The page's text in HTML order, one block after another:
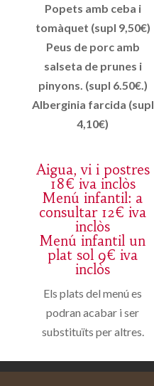
Popets amb ceba i
tomàquet (supl 9,50€)
Peus de porc amb
salseta de prunes i
pinyons. (supl 6.50€.)
Alberginia farcida (supl
4,10€)
Aigua, vi i postres
18€ iva inclòs
Menú infantil: a
consultar 12€ iva
inclòs
Menú infantil un
plat sol 9€ iva
inclòs
Els plats del menú es
podran acabar i ser
substituïts per altres.